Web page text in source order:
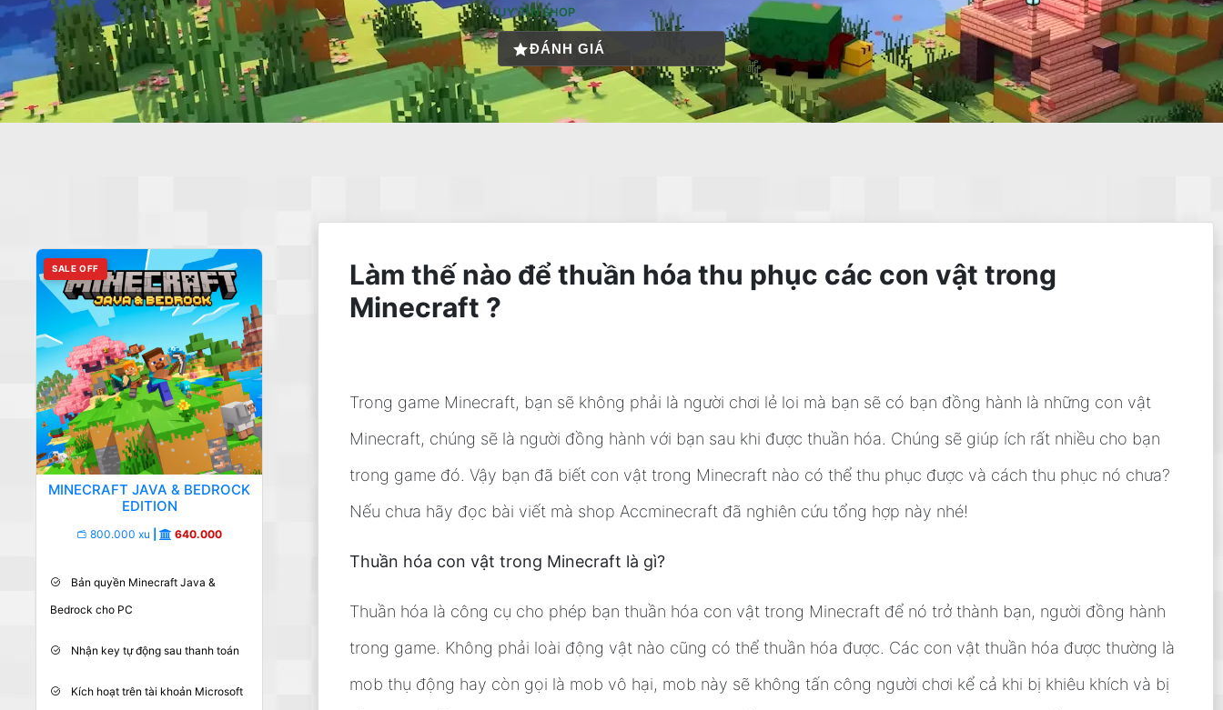
UY TÍN SHOP
ĐÁNH GIÁ
SALE OFF
MINECRAFT JAVA & BEDROCK
EDITION
800.000 xu | 640.000
Bản quyền Minecraft Java &
Bedrock cho PC
Nhận key tự động sau thanh toán
Kích hoạt trên tài khoản Microsoft
Làm thế nào để thuần hóa thu phục các con vật trong
Minecraft ?
Trong game Minecraft, bạn sẽ không phải là người chơi lẻ loi mà bạn sẽ có bạn đồng hành là những con vật
Minecraft, chúng sẽ là người đồng hành với bạn sau khi được thuần hóa. Chúng sẽ giúp ích rất nhiều cho bạn
trong game đó. Vậy bạn đã biết con vật trong Minecraft nào có thể thu phục được và cách thu phục nó chưa?
Nếu chưa hãy đọc bài viết mà shop Accminecraft đã nghiên cứu tổng hợp này nhé!
Thuần hóa con vật trong Minecraft là gì?
Thuần hóa là công cụ cho phép bạn thuần hóa con vật trong Minecraft để nó trở thành bạn, người đồng hành
trong game. Không phải loài động vật nào cũng có thể thuần hóa được. Các con vật thuần hóa được thường là
mob thụ động hay còn gọi là mob vô hại, mob này sẽ không tấn công người chơi kể cả khi bị khiêu khích và bị